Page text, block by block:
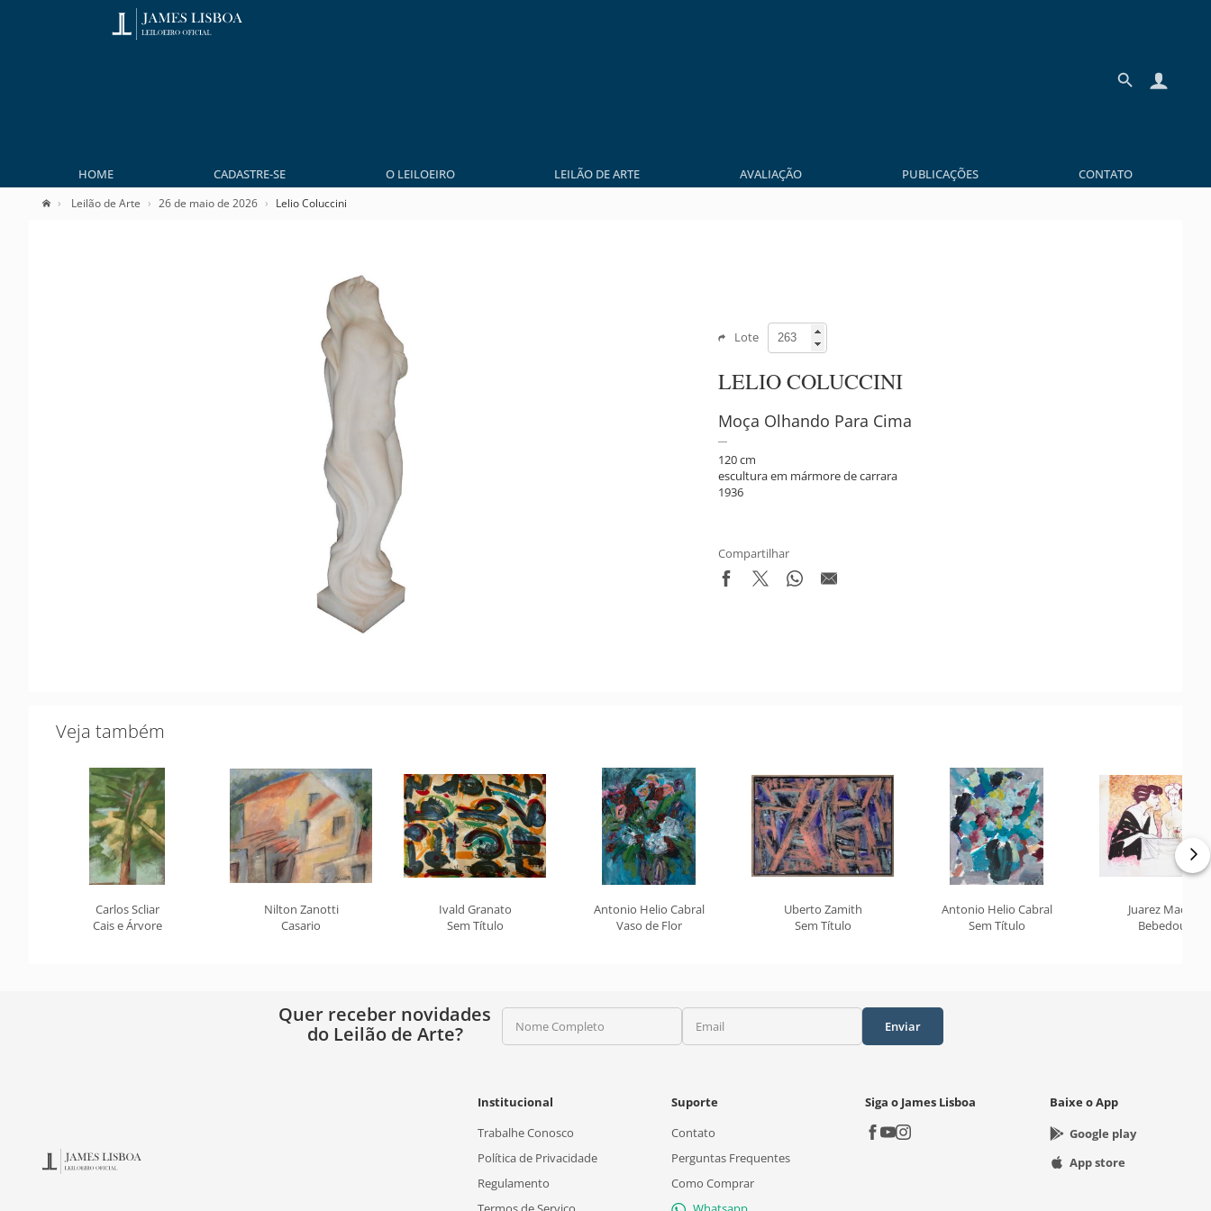
HOME CADASTRE-SE O LEILOEIRO LEILÃO DE ARTE AVALIAÇÃO PUBLICAÇÕES CONTATO
Leilão de Arte 26 de maio de 2026 Lelio Coluccini
Lote
LELIO COLUCCINI
Moça Olhando Para Cima
120 cm
escultura em mármore de carrara
1936
Compartilhar
Veja também
Carlos Scliar
Cais e Árvore
Nilton Zanotti
Casario
Ivald Granato
Sem Título
Antonio Helio Cabral
Vaso de Flor
Uberto Zamith
Sem Título
Antonio Helio Cabral
Sem Título
Juarez
Bebedouras
Quer receber novidades
do Leilão de Arte?
Nome Completo Email Enviar
Institucional
Trabalhe Conosco
Política de Privacidade
Regulamento
Suporte
Contato
Perguntas Frequentes
Como Comprar
Siga o James Lisboa
Baixe o App
Google play
App store